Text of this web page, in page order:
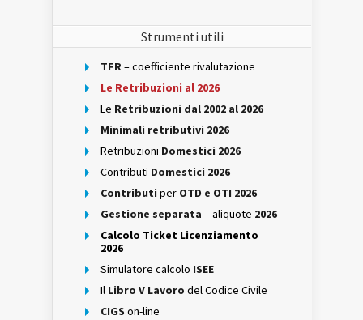
Strumenti utili
TFR– coefficiente rivalutazione
Le Retribuzioni al 2026
Le Retribuzioni dal 2002 al 2026
Minimali retributivi 2026
Retribuzioni Domestici 2026
Contributi Domestici 2026
Contributi per OTD e OTI 2026
Gestione separata – aliquote 2026
Calcolo Ticket Licenziamento
2026
Simulatore calcolo ISEE
Il Libro V Lavoro del Codice Civile
CIGS on-line